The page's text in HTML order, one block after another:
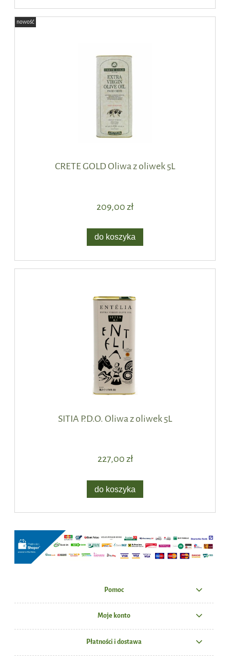
CRETE GOLD Oliwa z oliwek 5L
209,00 zł
do koszyka
nowość
SITIA P.D.O. Oliwa z oliwek 5L
227,00 zł
do koszyka
Pomoc
Moje konto
Płatności i dostawa